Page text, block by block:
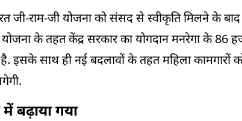
जी-राम-जी योजना को संसद से स्वीकृति मिलने के बाद
योजना के तहत केंद्र सरकार का योगदान मनरेगा के 86
इसके साथ ही नई बदलावों के तहत महिला कामगारों
बढ़ाया गया